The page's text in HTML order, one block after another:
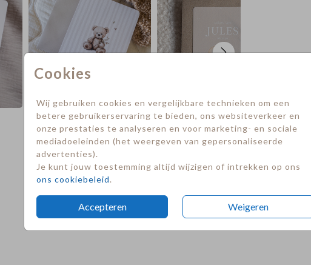
Cookies
Wij gebruiken cookies en vergelijkbare technieken om een
betere gebruikerservaring te bieden, ons websiteverkeer en
onze prestaties te analyseren en voor marketing- en sociale
mediadoeleinden (het weergeven van gepersonaliseerde
advertenties).
Je kunt jouw toestemming altijd wijzigen of intrekken op ons
ons cookiebeleid.
Accepteren Weigeren